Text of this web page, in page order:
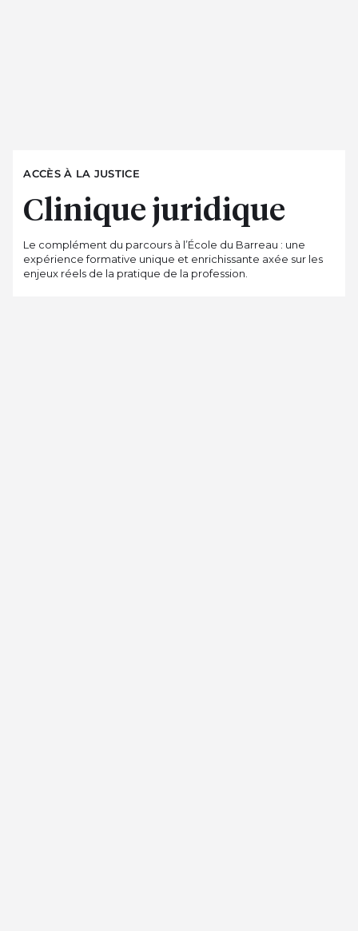
ACCÈS À LA JUSTICE
Clinique juridique
Le complément du parcours à l’École du Barreau : une
expérience formative unique et enrichissante axée sur les
enjeux réels de la pratique de la profession.